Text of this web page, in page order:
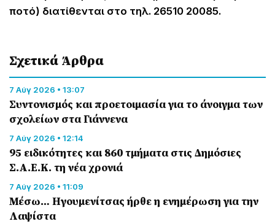
ποτό) διατίθενται στο τηλ. 26510 20085.
Σχετικά Άρθρα
7 Αύγ 2026 • 13:07
Συντονισμός και προετοιμασία για το άνοιγμα των
σχολείων στα Γιάννενα
7 Αύγ 2026 • 12:14
95 ειδικότητες και 860 τμήματα στις Δημόσιες
Σ.Α.Ε.Κ. τη νέα χρονιά
7 Αύγ 2026 • 11:09
Μέσω… Ηγουμενίτσας ήρθε η ενημέρωση για την
Λαψίστα